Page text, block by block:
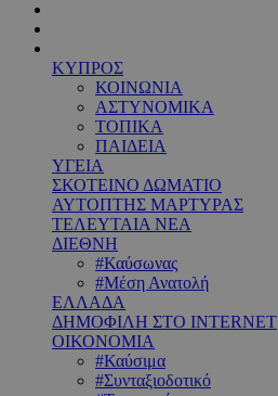
ΚΥΠΡΟΣ
ΚΟΙΝΩΝΙΑ
ΑΣΤΥΝΟΜΙΚΑ
ΤΟΠΙΚΑ
ΠΑΙΔΕΙΑ
ΥΓΕΙΑ
ΣΚΟΤΕΙΝΟ ΔΩΜΑΤΙΟ
ΑΥΤΟΠΤΗΣ ΜΑΡΤΥΡΑΣ
ΤΕΛΕΥΤΑΙΑ ΝΕΑ
ΔΙΕΘΝΗ
#Καύσωνας
#Μέση Ανατολή
ΕΛΛΑΔΑ
ΔΗΜΟΦΙΛΗ ΣΤΟ INTERNET
ΟΙΚΟΝΟΜΙΑ
#Καύσιμα
#Συνταξιοδοτικό